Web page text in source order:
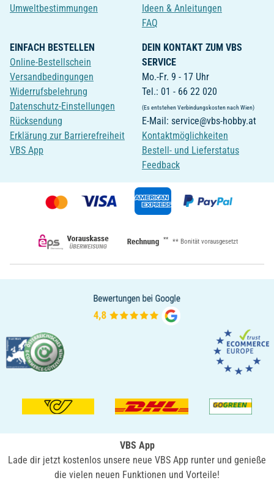
Umweltbestimmungen
Ideen & Anleitungen
FAQ
EINFACH BESTELLEN
Online-Bestellschein
Versandbedingungen
Widerrufsbelehrung
Datenschutz-Einstellungen
Rücksendung
Erklärung zur Barrierefreiheit
VBS App
DEIN KONTAKT ZUM VBS
SERVICE
Mo.-Fr. 9 - 17 Uhr
Tel.: 01 - 66 22 020
(Es entstehen Verbindungskosten nach Wien)
E-Mail: service@vbs-hobby.at
Kontaktmöglichkeiten
Bestell- und Lieferstatus
Feedback
** ** Bonität vorausgesetzt
VBS App
Lade dir jetzt kostenlos unsere neue VBS App runter und genieße
die vielen neuen Funktionen und Vorteile!